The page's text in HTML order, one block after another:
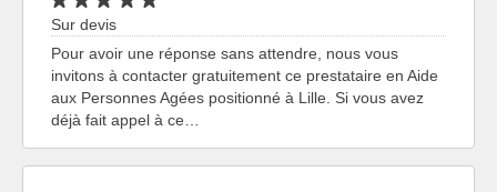
Sur devis
Pour avoir une réponse sans attendre, nous vous
invitons à contacter gratuitement ce prestataire en Aide
aux Personnes Agées positionné à Lille. Si vous avez
déjà fait appel à ce…